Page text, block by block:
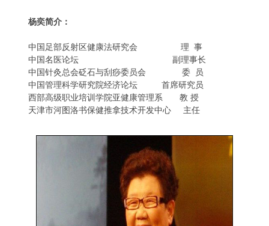
杨奕简介：
中国足部反射区健康法研究会 理 事
中国名医论坛 副理事长
中国针灸总会砭石与刮痧委员会 委 员
中国管理科学研究院经济论坛 首席研究员
西部高级职业培训学院亚健康管理系 教 授
天津市河图洛书保健推拿技术开发中心 主任